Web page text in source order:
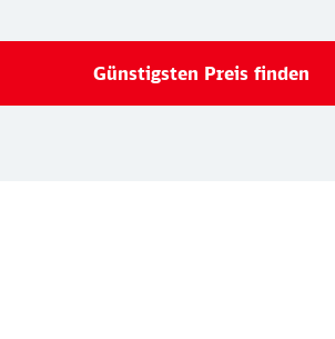
Günstigsten Preis finden